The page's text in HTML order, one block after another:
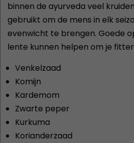
binnen de ayurveda veel
gebruikt om de mens in elk
evenwicht te brengen. Goede
lente kunnen helpen om je
Venkelzaad
Komijn
Kardemom
Zwarte peper
Kurkuma
Korianderzaad